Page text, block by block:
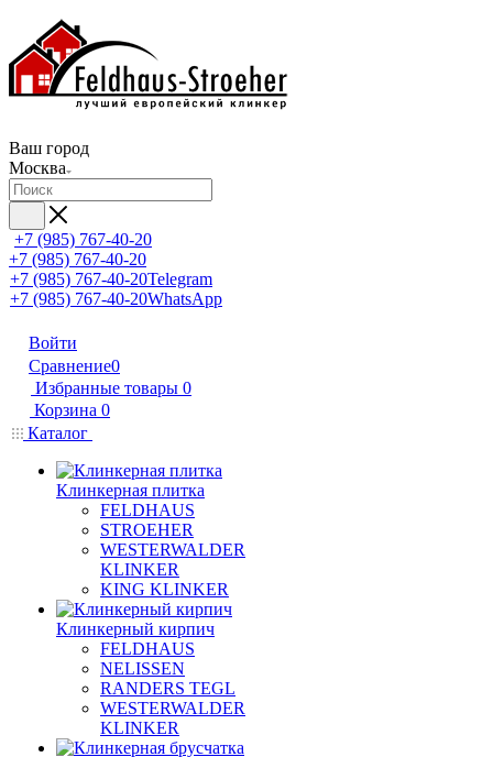
Ваш город
Москва
+7 (985) 767-40-20
+7 (985) 767-40-20
+7 (985) 767-40-20Telegram
+7 (985) 767-40-20WhatsApp
Войти
Сравнение0
Избранные товары 0
Корзина 0
Каталог
Клинкерная плитка
FELDHAUS
STROEHER
WESTERWALDER
KLINKER
KING KLINKER
Клинкерный кирпич
FELDHAUS
NELISSEN
RANDERS TEGL
WESTERWALDER
KLINKER